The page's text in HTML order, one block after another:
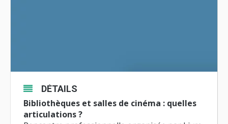
DÉTAILS
Bibliothèques et salles de cinéma : quelles
articulations ?